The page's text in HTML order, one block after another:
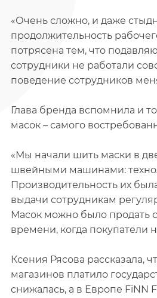
«Очень сложно, и даже
продолжительность
потрясена тем, что
сотрудники не работали
поведение сотрудников
Глава бренда вспомнила и
масок – самого
«Мы начали шить маски в
швейными машинами:
Производительность их
выдачи сотрудникам
Масок можно было продать
времени, когда покупатели
Ксения Рясова рассказала,
магазинов платило
снижалась, а в Европе FiNN